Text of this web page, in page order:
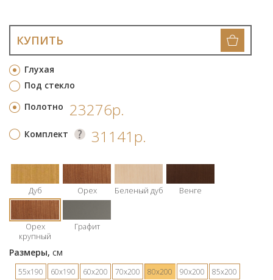
Глухая
Под стекло
КУПИТЬ
Полотно 23276р.
Комплект 31141р.
Дуб Орех Беленый дуб Венге
Орех
крупный
Графит
Размеры, см
55х190 60х190 60х200 70х200 80х200 90х200
85х200